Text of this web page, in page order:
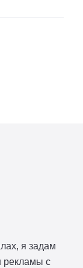
я задам
рекламы с